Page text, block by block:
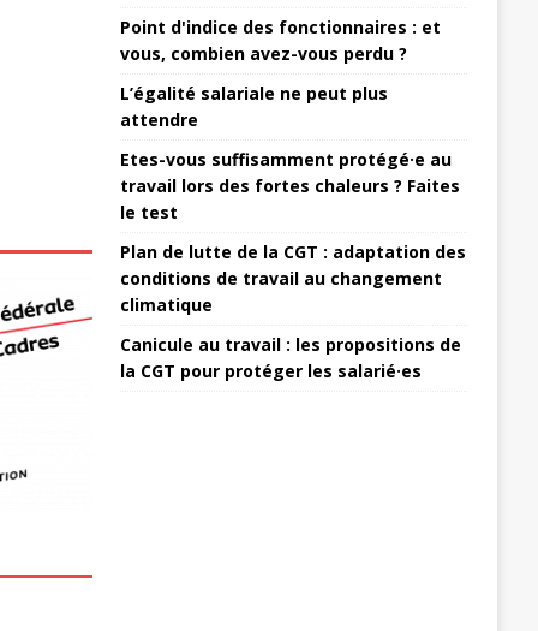
Point d'indice des fonctionnaires : et
vous, combien avez-vous perdu ?
L’égalité salariale ne peut plus
attendre
Etes-vous suffisamment protégé·e au
travail lors des fortes chaleurs ? Faites
le test
Plan de lutte de la CGT : adaptation des
conditions de travail au changement
climatique
Canicule au travail : les propositions de
la CGT pour protéger les salarié·es